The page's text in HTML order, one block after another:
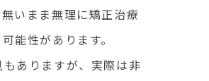
いまま無理に矯正治療
能性があります。
ありますが、実際は非